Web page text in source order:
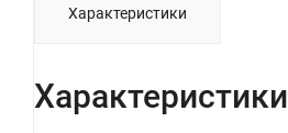
Характеристики
Характеристики